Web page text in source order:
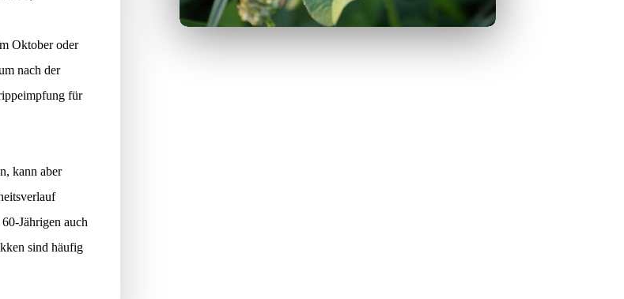
Oktober oder
nach der
für
kann aber
Jährigen auch
sind häufig